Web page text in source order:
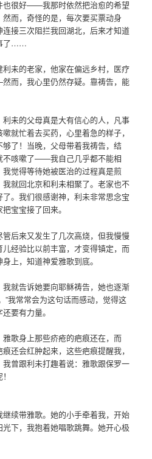
也很好——我那时依然把治愈的希望
而，奇怪的是，每次要买票动身
接三次阻拦我回湖北，后来才知道
了……
未的老家，他家在偏远乡村，医疗
而，我心里仍然存疑。靠祷告，能
未的父母真是大有信心的人，凡事
就忙着去买药，心里着急的样子，
了！当晚，父母带着我祷告，结
不咳嗽了——我自己几乎都不能相
觉得等待她被医治的过程真是煎
就回北京和利未相聚了。老家也不
。我们很感谢神，利未非常思念宝
宝宝接了回来。
后来又发生了几次高烧，但我慢慢
经验比以前丰富，才变得镇定，而
上，知道神爱雅歌到底。
就告诉她要向耶稣祷告，她也逐渐
”我常常会为这句话而感动，觉得这
要有力量。
歌身上那些疥疮的疤痕还在，而
还会红肿起来，这些疤痕提醒我，
曾跟利未打趣着说：雅歌跟保罗一
续带雅歌。她的小手牵着我，开始
下，我抱着她唱歌跳舞。她开心极